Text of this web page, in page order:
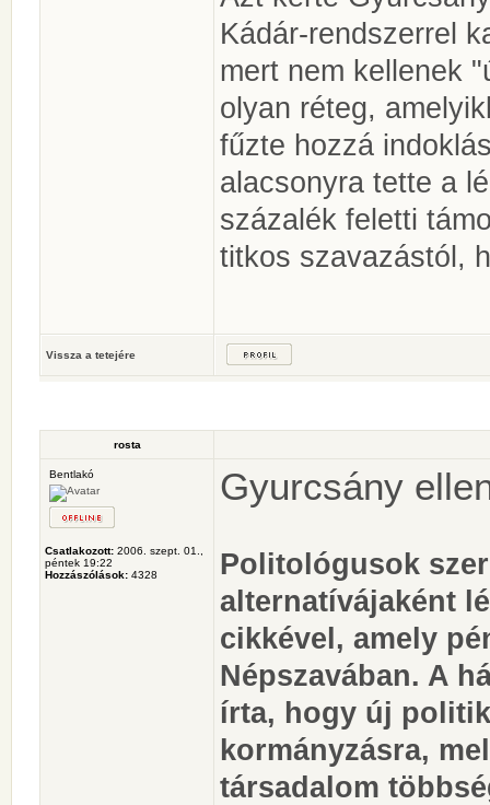
Kádár-rendszerrel
mert nem kellenek
olyan réteg,
fűzte hozzá
alacsonyra tette a
százalék feletti
titkos szavazástól,
Vissza a tetejére
rosta
Bentlakó
Csatlakozott: 2006. szept. 01.,
péntek 19:22
Hozzászólások: 4328
Gyurcsány
Politológusok
alternatívájaként
cikkével, amely
Népszavában. A
írta, hogy új
kormányzásra,
társadalom